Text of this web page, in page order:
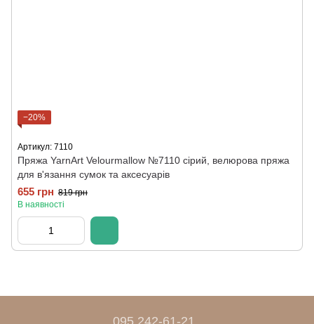
−20%
Артикул: 7110
Пряжа YarnArt Velourmallow №7110 сірий, велюрова пряжа
для в'язання сумок та аксесуарів
655 грн 819 грн
В наявності
095 242-61-21